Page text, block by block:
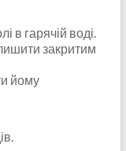
в гарячій воді.
закритим
йому